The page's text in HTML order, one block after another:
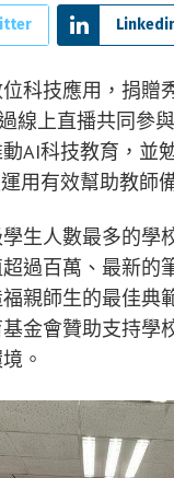
科技應用，捐贈
線上直播共同參
AI科技教育，並
用有效幫助教師
生人數最多的
過百萬、最新的
親師生的最佳
金會贊助支持學
。